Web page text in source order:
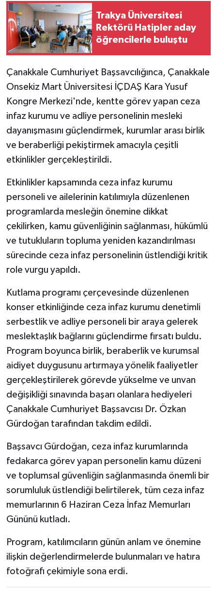
Trakya Üniversitesi
Rektörü Hatipler aday
öğrencilerle buluştu
Çanakkale Cumhuriyet Başsavcılığınca, Çanakkale
Onsekiz Mart Üniversitesi İÇDAŞ Kara Yusuf
Kongre Merkezi'nde, kentte görev yapan ceza
infaz kurumu ve adliye personelinin mesleki
dayanışmasını güçlendirmek, kurumlar arası birlik
ve beraberliği pekiştirmek amacıyla çeşitli
etkinlikler gerçekleştirildi.
Etkinlikler kapsamında ceza infaz kurumu
personeli ve ailelerinin katılımıyla düzenlenen
programlarda mesleğin önemine dikkat
çekilirken, kamu güvenliğinin sağlanması, hükümlü
ve tutukluların topluma yeniden kazandırılması
sürecinde ceza infaz personelinin üstlendiği kritik
role vurgu yapıldı.
Kutlama programı çerçevesinde düzenlenen
konser etkinliğinde ceza infaz kurumu denetimli
serbestlik ve adliye personeli bir araya gelerek
meslektaşlık bağlarını güçlendirme fırsatı buldu.
Program boyunca birlik, beraberlik ve kurumsal
aidiyet duygusunu artırmaya yönelik faaliyetler
gerçekleştirilerek görevde yükselme ve unvan
değişikliği sınavında başarı olanlara hediyeleri
Çanakkale Cumhuriyet Başsavcısı Dr. Özkan
Gürdoğan tarafından takdim edildi.
Başsavcı Gürdoğan, ceza infaz kurumlarında
fedakarca görev yapan personelin kamu düzeni
ve toplumsal güvenliğin sağlanmasında önemli bir
sorumluluk üstlendiği belirtilerek, tüm ceza infaz
memurlarının 6 Haziran Ceza İnfaz Memurları
Gününü kutladı.
Program, katılımcıların günün anlam ve önemine
ilişkin değerlendirmelerde bulunmaları ve hatıra
fotoğrafı çekimiyle sona erdi.